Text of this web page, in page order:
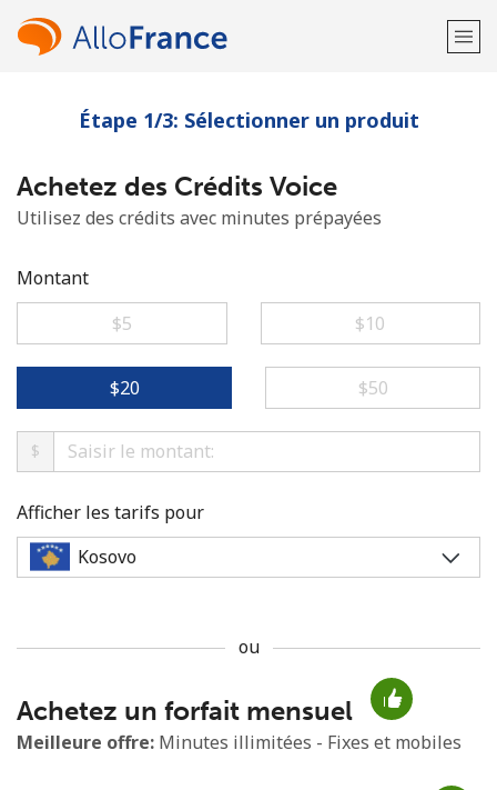
Bienvenue!
Vous avez déjà un compte?Connectez-vous →
Aucun mot de passe créé
8 caractères minimum
Une lettre majuscule et une lettre minuscule
Étape 1/3: Sélectionner un produit
Achetez des Crédits Voice
Utilisez des crédits avec minutes prépayées
Montant
⁦$5⁩
⁦$10⁩
⁦$20⁩ ⁦$50⁩
$
Afficher les tarifs pour
ou
Achetez un forfait mensuel
Meilleure offre: Minutes illimitées - Fixes et mobiles